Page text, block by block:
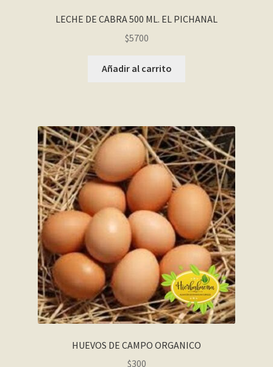
LECHE DE CABRA 500 ML. EL PICHANAL
$5700
Añadir al carrito
HUEVOS DE CAMPO ORGANICO
$300